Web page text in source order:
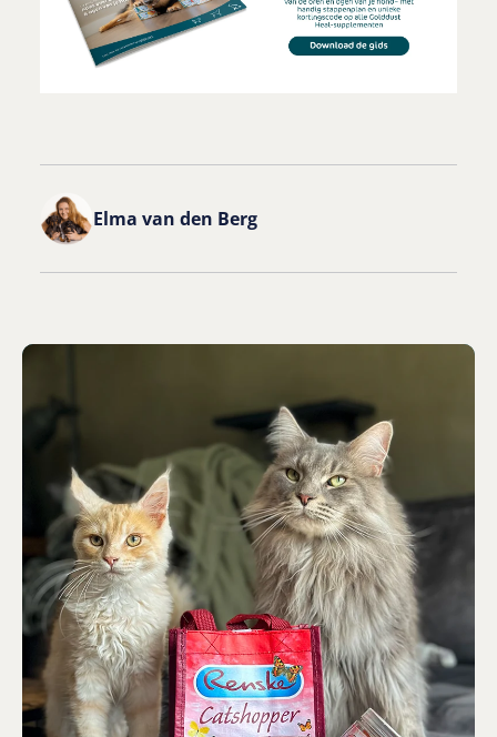
Elma van den Berg